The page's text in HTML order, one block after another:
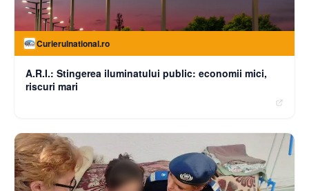
Curierulnational.ro
A.R.I.: Stingerea iluminatului public: economii mici,
riscuri mari